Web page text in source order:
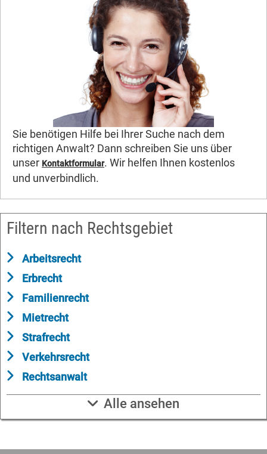
Sie benötigen Hilfe bei Ihrer Suche nach dem
richtigen Anwalt? Dann schreiben Sie uns über
unser Kontaktformular. Wir helfen Ihnen kostenlos
und unverbindlich.
Filtern nach Rechtsgebiet
Arbeitsrecht
Erbrecht
Familienrecht
Mietrecht
Strafrecht
Verkehrsrecht
Rechtsanwalt
Alle ansehen